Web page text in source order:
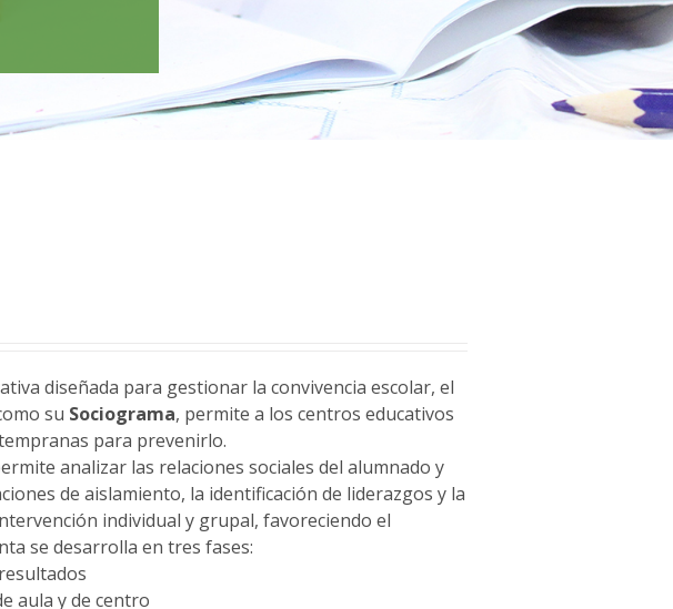
diseñada para gestionar la convivencia escolar, el
su Sociograma, permite a los centros educativos
para prevenirlo.
analizar las relaciones sociales del alumnado y
de aislamiento, la identificación de liderazgos y la
individual y grupal, favoreciendo el
se desarrolla en tres fases:
aula y de centro